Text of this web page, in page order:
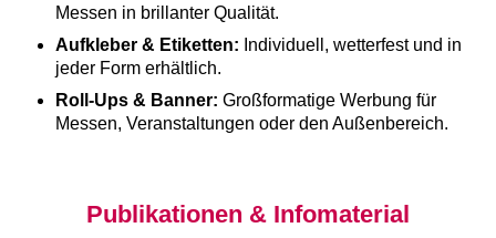
Messen in brillanter Qualität.
Aufkleber & Etiketten: Individuell, wetterfest und in
jeder Form erhältlich.
Roll-Ups & Banner: Großformatige Werbung für
Messen, Veranstaltungen oder den Außenbereich.
Publikationen & Infomaterial